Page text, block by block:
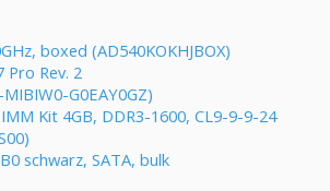
boxed (AD540KOKHJBOX)
Pro Rev. 2
G0EAY0GZ)
Kit 4GB, DDR3-1600, CL9-9-9-24
schwarz, SATA, bulk